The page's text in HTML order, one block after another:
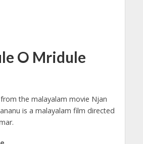
O Mridule
the malayalam movie Njan
is a malayalam film directed